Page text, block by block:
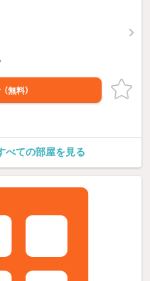
（無料）
べての部屋を見る